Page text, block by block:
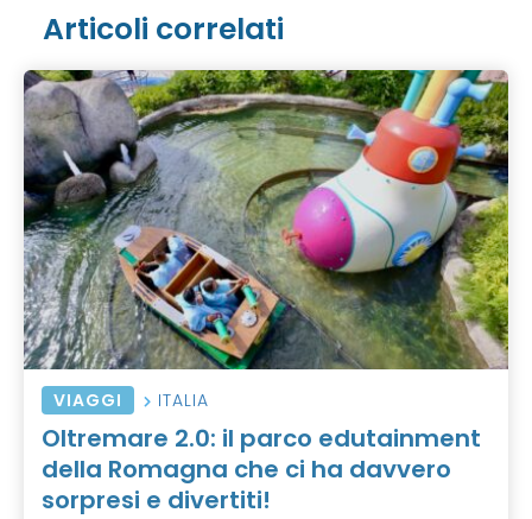
Articoli correlati
VIAGGI ITALIA
Oltremare 2.0: il parco edutainment
della Romagna che ci ha davvero
sorpresi e divertiti!